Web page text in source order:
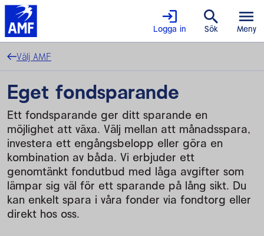
Logga in Sök Meny
Välj AMF
Eget fondsparande
Ett fondsparande ger ditt sparande en
möjlighet att växa. Välj mellan att månadsspara,
investera ett engångsbelopp eller göra en
kombination av båda. Vi erbjuder ett
genomtänkt fondutbud med låga avgifter som
lämpar sig väl för ett sparande på lång sikt. Du
kan enkelt spara i våra fonder via fondtorg eller
direkt hos oss.